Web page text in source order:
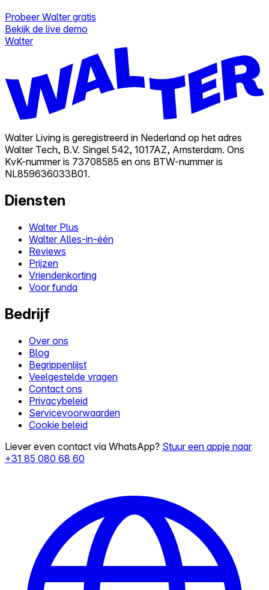
Probeer Walter gratis
Bekijk de live demo
Walter
Walter Living is geregistreerd in Nederland op het adres
Walter Tech, B.V. Singel 542, 1017AZ, Amsterdam. Ons
KvK-nummer is 73708585 en ons BTW-nummer is
NL859636033B01.
Diensten
Walter Plus
Walter Alles-in-één
Reviews
Prijzen
Vriendenkorting
Voor funda
Bedrijf
Over ons
Blog
Begrippenlijst
Veelgestelde vragen
Contact ons
Privacybeleid
Servicevoorwaarden
Cookie beleid
Liever even contact via WhatsApp? Stuur een appje naar
+31 85 080 68 60